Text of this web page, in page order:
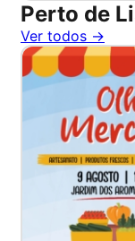
Perto de
Ver todos →